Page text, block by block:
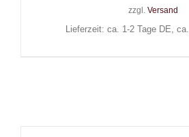
zzgl. Versand
Lieferzeit: ca. 1-2 Tage DE,